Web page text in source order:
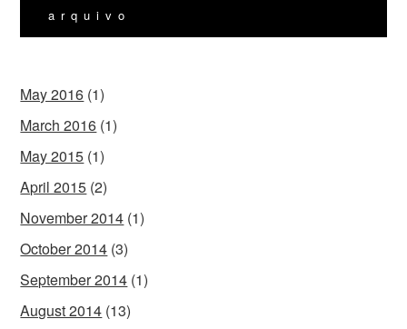
arquivo
May 2016 (1)
March 2016 (1)
May 2015 (1)
April 2015 (2)
November 2014 (1)
October 2014 (3)
September 2014 (1)
August 2014 (13)